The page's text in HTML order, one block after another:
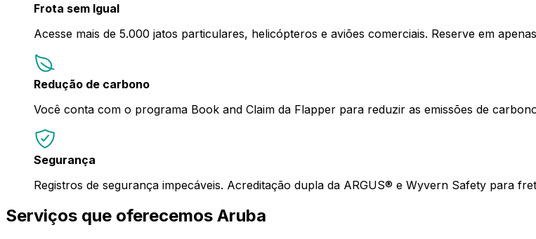
Frota sem Igual
Acesse mais de 5.000 jatos particulares, helicópteros e aviões comerciais. Reserve em
Redução de carbono
Você conta com o programa Book and Claim da Flapper para reduzir as emissões de
Segurança
Registros de segurança impecáveis. Acreditação dupla da ARGUS® e Wyvern Safety para
Serviços que oferecemos Aruba